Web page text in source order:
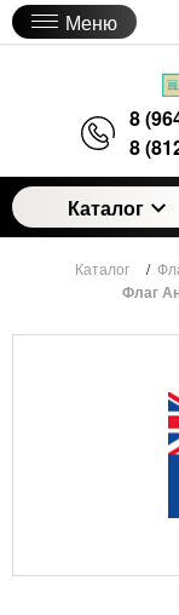
Меню
8
8
Каталог
Каталог /
Флаг